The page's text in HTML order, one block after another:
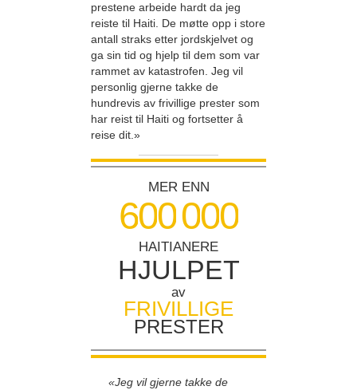
prestene arbeide hardt da jeg
reiste til Haiti. De møtte opp i store
antall straks etter jordskjelvet og
ga sin tid og hjelp til dem som var
rammet av katastrofen. Jeg vil
personlig gjerne takke de
hundrevis av frivillige prester som
har reist til Haiti og fortsetter å
reise dit.»
MER ENN
600000
HAITIANERE
HJULPET
av
FRIVILLIGE
PRESTER
«Jeg vil gjerne takke de